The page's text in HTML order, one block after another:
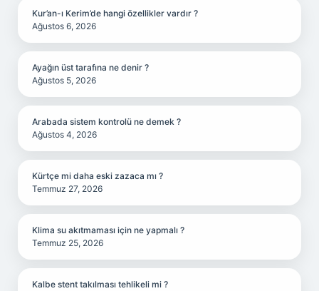
Kur’an-ı Kerim’de hangi özellikler vardır ?
Ağustos 6, 2026
Ayağın üst tarafına ne denir ?
Ağustos 5, 2026
Arabada sistem kontrolü ne demek ?
Ağustos 4, 2026
Kürtçe mi daha eski zazaca mı ?
Temmuz 27, 2026
Klima su akıtmaması için ne yapmalı ?
Temmuz 25, 2026
Kalbe stent takılması tehlikeli mi ?